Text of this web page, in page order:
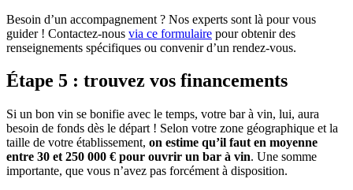
Besoin d’un accompagnement ? Nos experts sont là pour vous
guider ! Contactez-nous via ce formulaire pour obtenir des
renseignements spécifiques ou convenir d’un rendez-vous.
Étape 5 : trouvez vos financements
Si un bon vin se bonifie avec le temps, votre bar à vin, lui, aura
besoin de fonds dès le départ ! Selon votre zone géographique et la
taille de votre établissement, on estime qu’il faut en moyenne
entre 30 et 250 000 € pour ouvrir un bar à vin. Une somme
importante, que vous n’avez pas forcément à disposition.